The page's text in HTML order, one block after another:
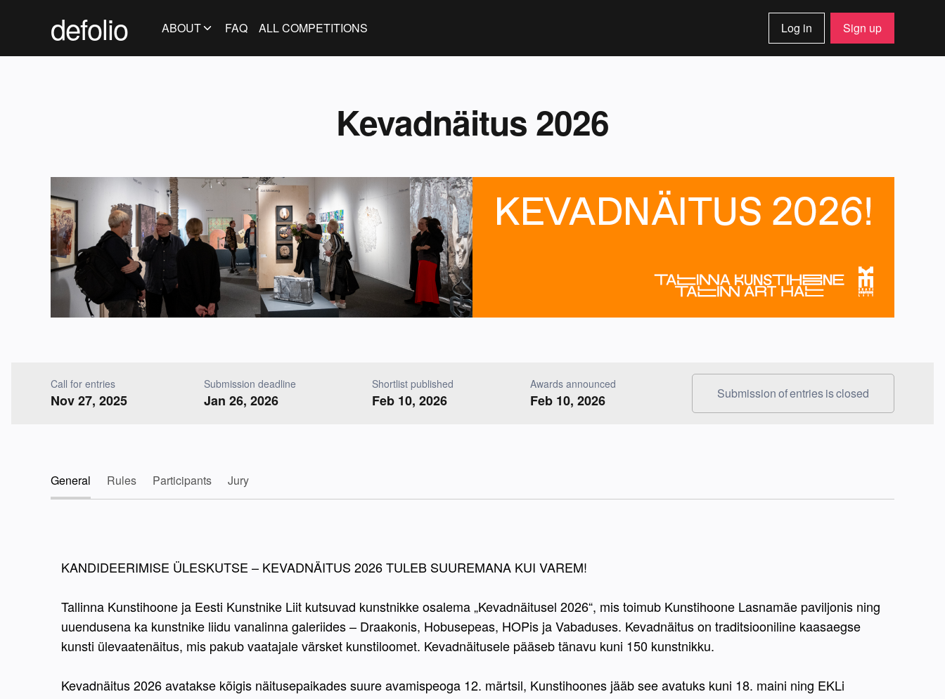
defolio ABOUT FAQ ALL COMPETITIONS Log in Sign up
Kevadnäitus 2026
Call for entries
Nov 27, 2025
Submission deadline
Jan 26, 2026
Shortlist published
Feb 10, 2026
Awards announced
Feb 10, 2026 Submission of entries is closed
General Rules Participants Jury
KANDIDEERIMISE ÜLESKUTSE – KEVADNÄITUS 2026 TULEB SUUREMANA KUI VAREM!
Tallinna Kunstihoone ja Eesti Kunstnike Liit kutsuvad kunstnikke osalema „Kevadnäitusel 2026“, mis toimub Kunstihoone Lasnamäe paviljonis ning
uuendusena ka kunstnike liidu vanalinna galeriides – Draakonis, Hobusepeas, HOPis ja Vabaduses. Kevadnäitus on traditsiooniline kaasaegse
kunsti ülevaatenäitus, mis pakub vaatajale värsket kunstiloomet. Kevadnäitusele pääseb tänavu kuni 150 kunstnikku.
Kevadnäitus 2026 avatakse kõigis näitusepaikades suure avamispeoga 12. märtsil, Kunstihoones jääb see avatuks kuni 18. maini ning EKLi